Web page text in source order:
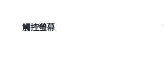
觸控螢幕